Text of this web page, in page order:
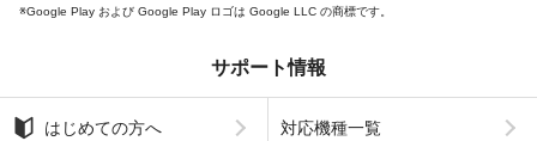
Google Play および Google Play ロゴは Google LLC の商標です。
サポート情報
はじめての方へ 対応機種一覧